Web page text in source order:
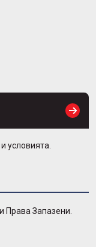
условията.
Права Запазени.